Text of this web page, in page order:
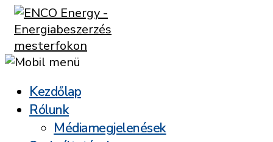
Kezdőlap
Rólunk
Médiamegjelenések